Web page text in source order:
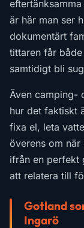
är här man ser
dokumentärt
tittaren får
samtidigt bli
Även camping-
hur det faktiskt
fixa el, leta
överens om
ifrån en perfekt
att relatera till
Gotland
Ingarö